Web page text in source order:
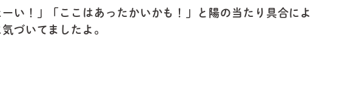
い！」「ここはあったかいかも！」と陽の当たり具合によ
づいてましたよ。